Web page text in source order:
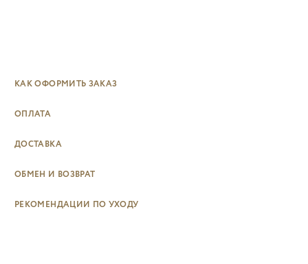
КАК ОФОРМИТЬ ЗАКАЗ
ОПЛАТА
ДОСТАВКА
ОБМЕН И ВОЗВРАТ
РЕКОМЕНДАЦИИ ПО УХОДУ